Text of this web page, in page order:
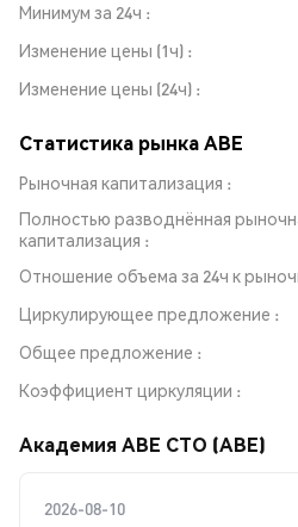
Минимум за 24ч
Изменение цены (1ч)
Изменение цены (24ч)
Статистика рынка ABE
Рыночная капитализация
Полностью разводнённая
капитализация
Отношение объема за 24ч к
Циркулирующее предложение
Общее предложение
Коэффициент циркуляции
Академия ABE CTO (ABE)
2026-08-10